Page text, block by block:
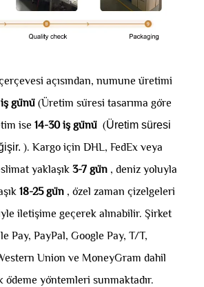
açısından, numune üretimi
iş günü (Üretim süresi tasarıma göre
ise 14-30 iş günü (Üretim süresi
). Kargo için DHL, FedEx veya
yaklaşık 3-7 gün , deniz yoluyla
18-25 gün , özel zaman çizelgeleri
iletişime geçerek alınabilir. Şirket
Pay, PayPal, Google Pay, T/T,
Union ve MoneyGram dahil
ödeme yöntemleri sunmaktadır.